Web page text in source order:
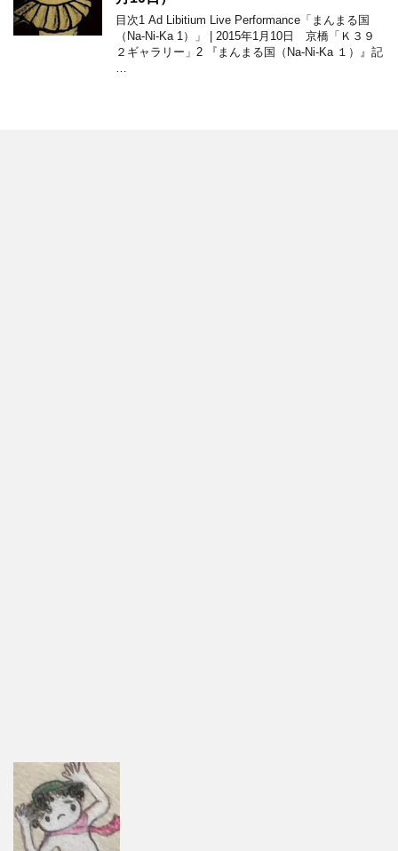
目次1 Ad Libitium Live Performance「まんまる国
（Na-Ni-Ka 1）」 | 2015年1月10日 京橋「Ｋ３９
２ギャラリー」2 『まんまる国（Na-Ni-Ka １）』記
…